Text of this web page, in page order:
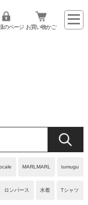
MARLMARL tumugu
ロンパース 水着 Tシャツ
のページ お買い物かご